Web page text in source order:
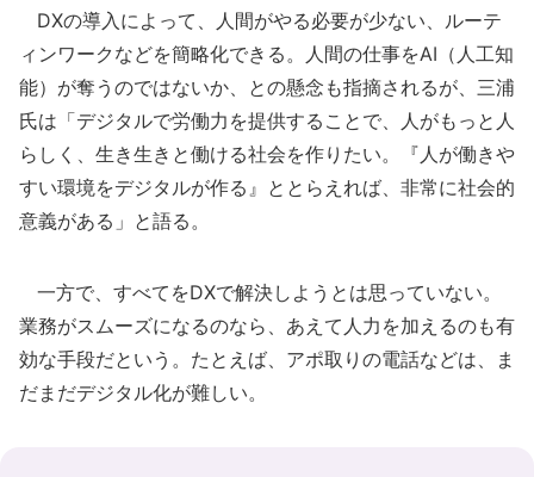
DXの導入によって、人間がやる必要が少ない、ルーテ
ィンワークなどを簡略化できる。人間の仕事をAI（人工知
能）が奪うのではないか、との懸念も指摘されるが、三浦
氏は「デジタルで労働力を提供することで、人がもっと人
らしく、生き生きと働ける社会を作りたい。『人が働きや
すい環境をデジタルが作る』ととらえれば、非常に社会的
意義がある」と語る。
一方で、すべてをDXで解決しようとは思っていない。
業務がスムーズになるのなら、あえて人力を加えるのも有
効な手段だという。たとえば、アポ取りの電話などは、ま
だまだデジタル化が難しい。